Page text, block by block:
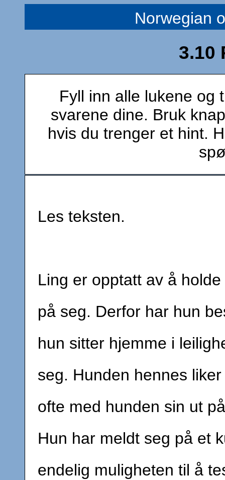
Norwegian
3.10
Fyll inn alle lukene og
svarene dine. Bruk
hvis du trenger et hint.
Les teksten.
Ling er opptatt av å
på seg. Derfor har hun
hun sitter hjemme i
seg. Hunden hennes
ofte med hunden sin ut
Hun har meldt seg på et
endelig muligheten til å